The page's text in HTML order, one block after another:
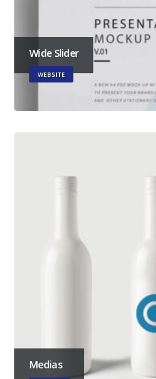
Wide Slider
WEBSITE
Medias